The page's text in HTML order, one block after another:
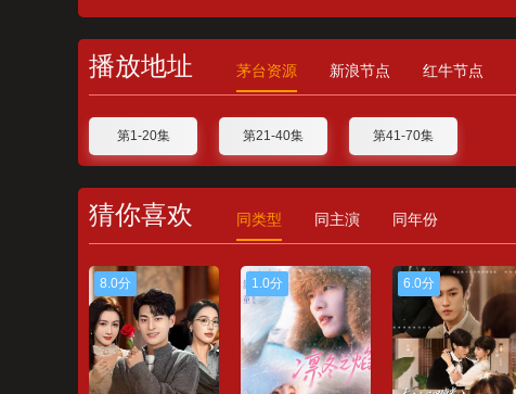
播放地址 茅台资源 新浪节点 红牛节点
第1-20集 第21-40集 第41-70集
猜你喜欢 同类型 同主演 同年份
8.0分 1.0分 6.0分